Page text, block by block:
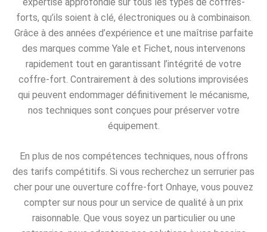
forts, qu’ils soient à clé, électroniques ou à combinaison.
Grâce à des années d’expérience et une maîtrise parfaite
des marques comme Yale et Fichet, nous intervenons
rapidement tout en garantissant l’intégrité de votre
coffre-fort. Contrairement à des solutions improvisées
qui peuvent endommager définitivement le mécanisme,
nos techniques sont conçues pour préserver votre
équipement.
En plus de nos compétences techniques, nous offrons
des tarifs compétitifs. Si vous recherchez un serrurier pas
cher pour une ouverture coffre-fort Onhaye, vous pouvez
compter sur nous pour un service de qualité à un prix
raisonnable. Que vous soyez un particulier ou une